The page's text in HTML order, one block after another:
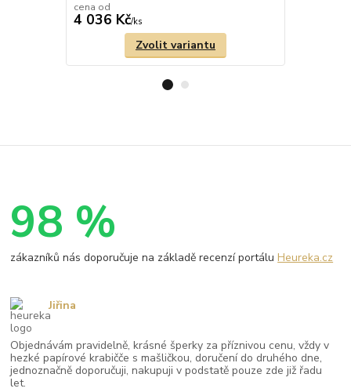
cena od
4 036 Kč/ks
Zvolit variantu
98 %
zákazníků nás doporučuje na základě recenzí portáluHeureka.cz
Objednávám pravidelně, krásné šperky za příznivou cenu, vždy v
hezké papírové krabičče s mašličkou, doručení do druhého dne,
jednoznačně doporučuji, nakupuji v podstatě pouze zde již řadu
let.
Jiřina